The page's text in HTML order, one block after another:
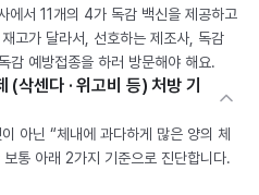
에서 11개의 4가 독감 백신을 제공하고
고가 달라서, 선호하는 제조사, 독감
감 예방접종을 하러 방문해야 해요.
(삭센다 · 위고비 등) 처방 기
아닌 “체내에 과다하게 많은 양의 체
통 아래 2가지 기준으로 진단합니다.